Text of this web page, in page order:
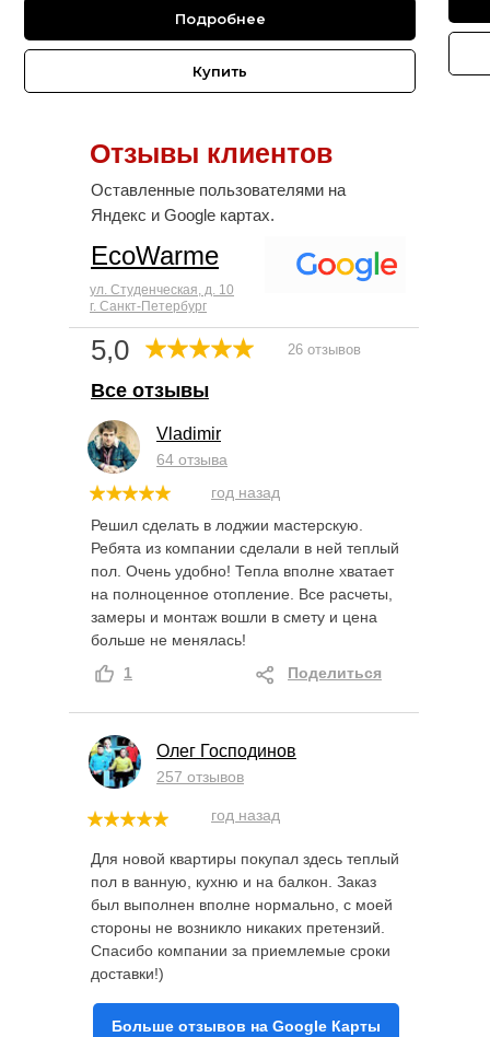
Подробнее
Купить
Отзывы клиентов
Оставленные пользователями на
Яндекс и Google картах.
5,0
ул. Студенческая, д. 10
г. Санкт-Петербург
EcoWarme
26 отзывов
Все отзывы
Vladimir
64 отзыва
год назад
Решил сделать в лоджии мастерскую.
Ребята из компании сделали в ней теплый
пол. Очень удобно! Тепла вполне хватает
на полноценное отопление. Все расчеты,
замеры и монтаж вошли в смету и цена
больше не менялась!
1
Поделиться
Олег Господинов
257 отзывов
год назад
Для новой квартиры покупал здесь теплый
пол в ванную, кухню и на балкон. Заказ
был выполнен вполне нормально, с моей
стороны не возникло никаких претензий.
Спасибо компании за приемлемые сроки
доставки!)
Больше отзывов на Google Карты